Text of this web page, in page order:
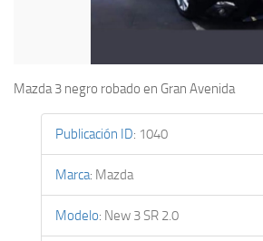
Mazda 3 negro robado en Gran Avenida
Publicación ID: 1040
Marca: Mazda
Modelo: New 3 SR 2.0